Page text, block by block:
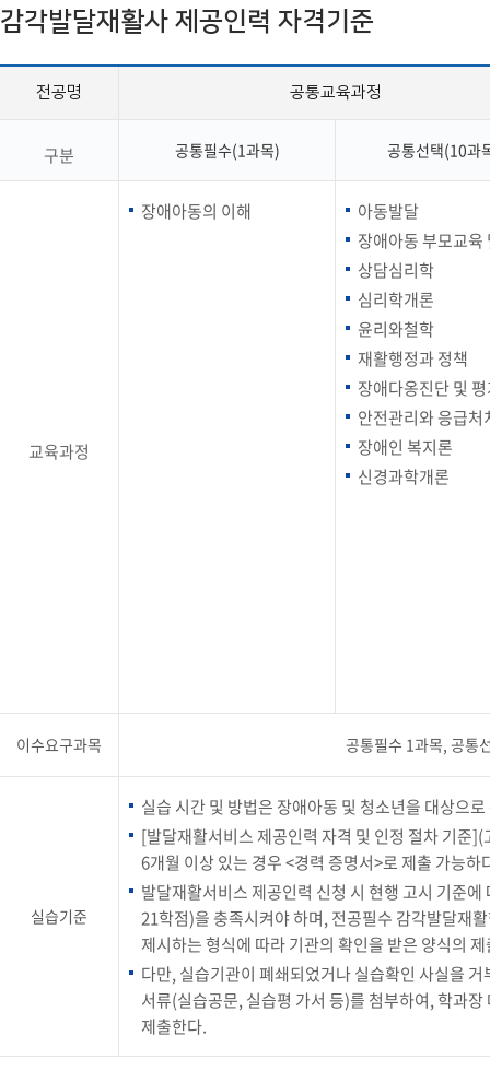
감각발달재활사 제공인력 자격기준
전공명 공통교육과정
구분 공통필수(1과목) 공통선택(10과
교육과정
장애아동의 이해
아동발달
장애아동 부모교육
상담심리학
심리학개론
윤리와철학
재활행정과 정책
장애다옹진단 및
안전관리와 응급처
장애인 복지론
신경과학개론
이수요구과목 공통필수 1과목, 공통
실습기준
실습 시간 및 방법은 장애아동 및 청소년을 대상으
[발달재활서비스 제공인력 자격 및 인정 절차 기준
6개월 이상 있는 경우 <경력 증명서>로 제출 가능하
발달재활서비스 제공인력 신청 시 현행 고시 기준
21학점)을 충족시켜야 하며, 전공필수 감각발달재
제시하는 형식에 따라 기관의 확인을 받은 양식의
다만, 실습기관이 폐쇄되었거나 실습확인 사실을
서류(실습공문, 실습평 가서 등)를 첨부하여, 학과
제출한다.